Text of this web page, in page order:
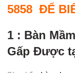
5858 ĐỂ
1 : Bàn
Gấp Được